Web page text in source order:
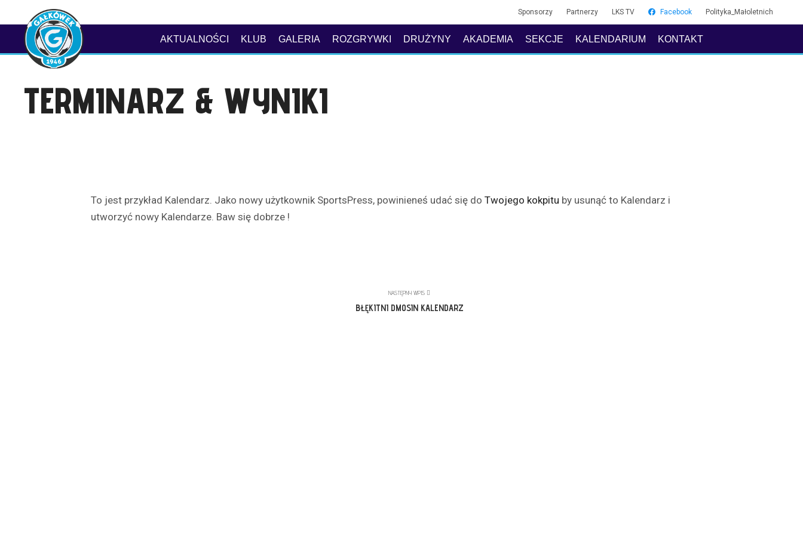
Sponsorzy Partnerzy LKS TV Facebook Polityka_Małoletnich
AKTUALNOŚCI KLUB GALERIA ROZGRYWKI DRUŻYNY AKADEMIA SEKCJE KALENDARIUM KONTAKT
TERMINARZ & WYNIKI
To jest przykład Kalendarz. Jako nowy użytkownik SportsPress, powinieneś udać się do Twojego kokpitu by usunąć to Kalendarz i
utworzyć nowy Kalendarze. Baw się dobrze !
NASTĘPNY WPIS
BŁĘKITNI DMOSIN KALENDARZ